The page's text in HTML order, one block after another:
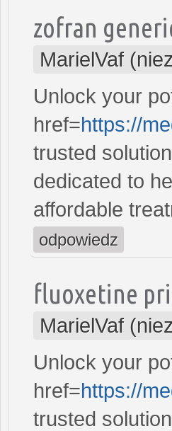
zofran
MarielVaf
Unlock your
href=https://
trusted
dedicated to
affordable
odpowiedz
fluoxetine
MarielVaf
Unlock your
href=https://
trusted